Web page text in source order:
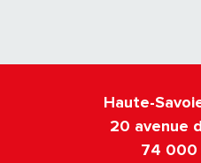
Haute-
20 avenue
74 000